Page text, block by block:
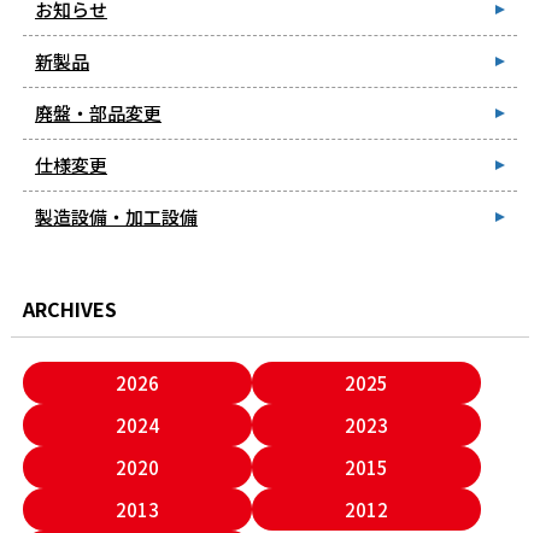
お知らせ
新製品
廃盤・部品変更
仕様変更
製造設備・加工設備
ARCHIVES
2026
2025
2024
2023
2020
2015
2013
2012